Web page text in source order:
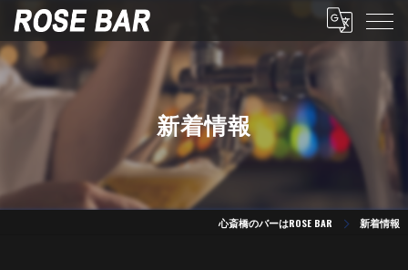
新着情報
心斎橋のバーはROSE BAR 新着情報